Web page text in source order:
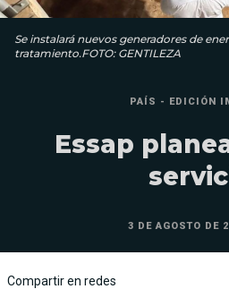
Se instalará nuevos generadores de
tratamiento.FOTO: GENTILEZA
PAÍS - EDICIÓN
Essap
3 DE AGOSTO DE
Compartir en redes